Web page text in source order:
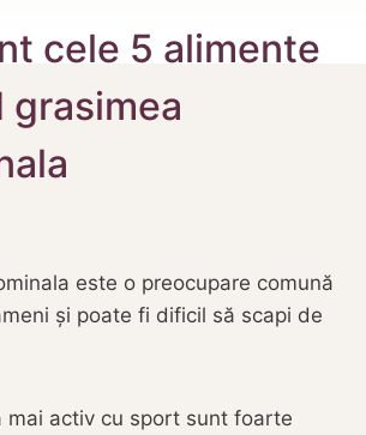
cele 5 alimente
grasimea
este o preocupare comună
și poate fi dificil să scapi de
mai activ cu sport sunt foarte